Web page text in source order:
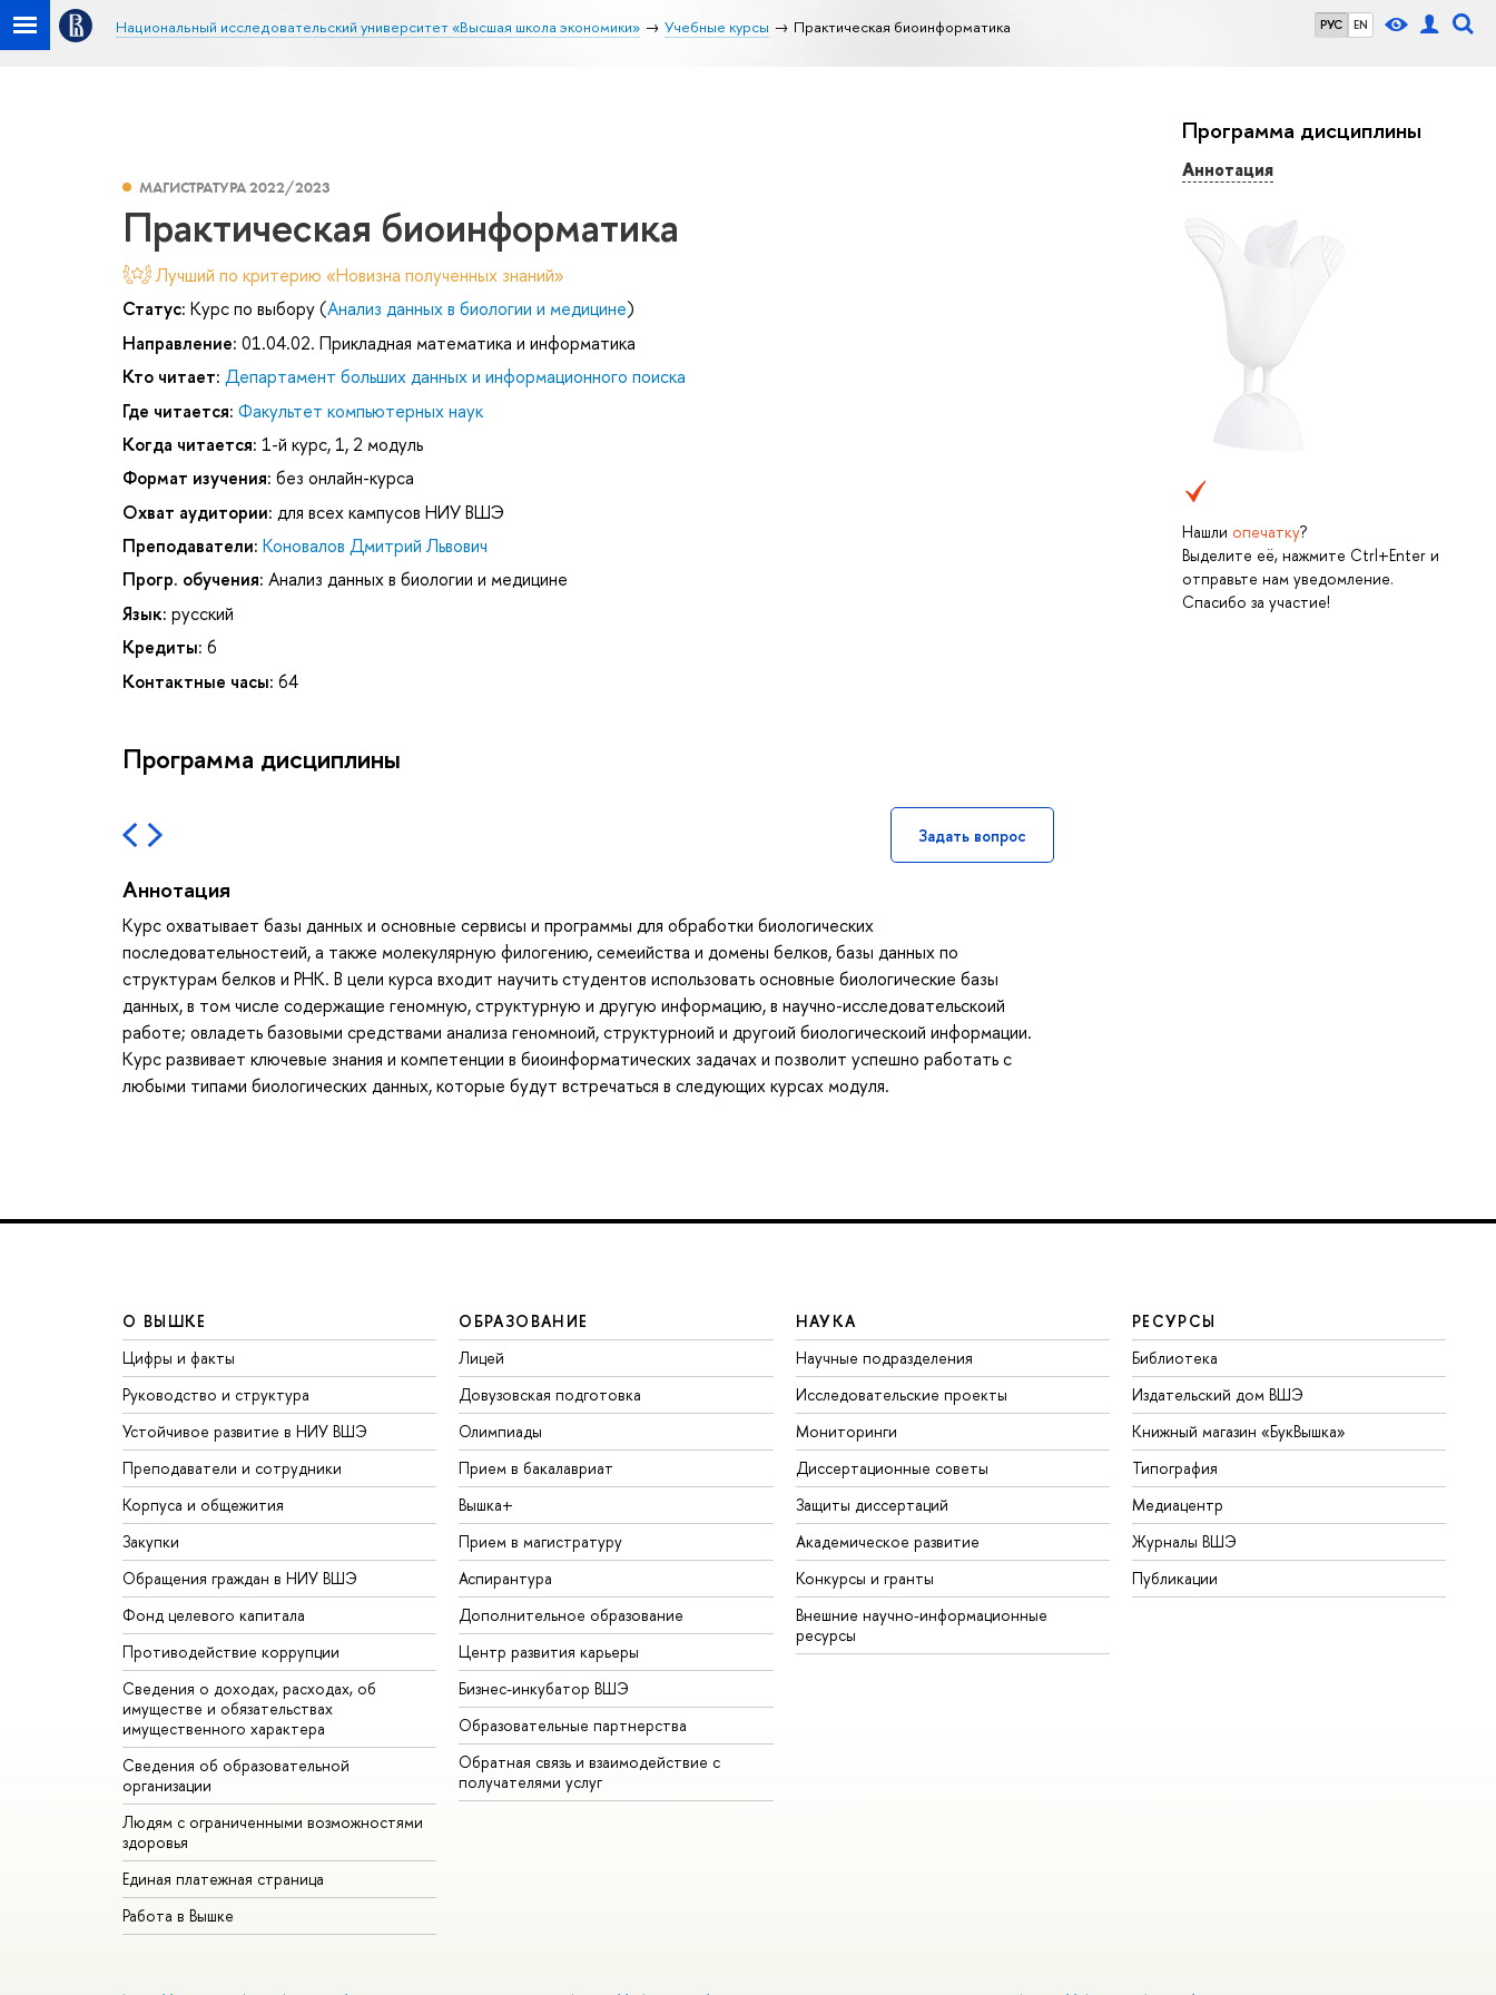
РУС EN
Национальный исследовательский университет «Высшая школа экономики» Учебные курсы Практическая биоинформатика
Программа дисциплины
Аннотация
Нашли опечатку?
Выделите её, нажмите Ctrl+Enter и
отправьте нам уведомление.
Спасибо за участие!
МАГИСТРАТУРА 2022/2023
Практическая биоинформатика
Лучший по критерию «Новизна полученных знаний»
Статус: Курс по выбору (Анализ данных в биологии и медицине)
Направление: 01.04.02. Прикладная математика и информатика
Кто читает: Департамент больших данных и информационного поиска
Где читается: Факультет компьютерных наук
Когда читается: 1-й курс, 1, 2 модуль
Формат изучения: без онлайн-курса
Охват аудитории: для всех кампусов НИУ ВШЭ
Преподаватели: Коновалов Дмитрий Львович
Прогр. обучения: Анализ данных в биологии и медицине
Язык: русский
Кредиты: 6
Контактные часы: 64
Программа дисциплины
Задать вопрос
Аннотация
Курс охватывает базы данных и основные сервисы и программы для обработки биологических
последовательностеий, а также молекулярную филогению, семеийства и домены белков, базы данных по
структурам белков и РНК. В цели курса входит научить студентов использовать основные биологические базы
данных, в том числе содержащие геномную, структурную и другую информацию, в научно-исследовательскоий
работе; овладеть базовыми средствами анализа геномноий, структурноий и другоий биологическоий информации.
Курс развивает ключевые знания и компетенции в биоинформатических задачах и позволит успешно работать с
любыми типами биологических данных, которые будут встречаться в следующих курсах модуля.
О ВЫШКЕ
Цифры и факты
Руководство и структура
Устойчивое развитие в НИУ ВШЭ
Преподаватели и сотрудники
Корпуса и общежития
Закупки
Обращения граждан в НИУ ВШЭ
Фонд целевого капитала
Противодействие коррупции
Сведения о доходах, расходах, об
имуществе и обязательствах
имущественного характера
Сведения об образовательной
организации
Людям с ограниченными возможностями
здоровья
Единая платежная страница
Работа в Вышке
ОБРАЗОВАНИЕ
Лицей
Довузовская подготовка
Олимпиады
Прием в бакалавриат
Вышка+
Прием в магистратуру
Аспирантура
Дополнительное образование
Центр развития карьеры
Бизнес-инкубатор ВШЭ
Образовательные партнерства
Обратная связь и взаимодействие с
получателями услуг
НАУКА
Научные подразделения
Исследовательские проекты
Мониторинги
Диссертационные советы
Защиты диссертаций
Академическое развитие
Конкурсы и гранты
Внешние научно-информационные
ресурсы
РЕСУРСЫ
Библиотека
Издательский дом ВШЭ
Книжный магазин «БукВышка»
Типография
Медиацентр
Журналы ВШЭ
Публикации